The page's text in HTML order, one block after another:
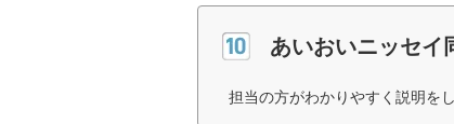
あいおいニッセイ
担当の方がわかりやすく説明を